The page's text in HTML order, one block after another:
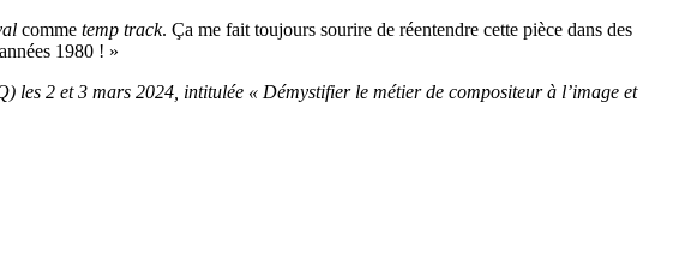
comme temp track. Ça me fait toujours sourire de réentendre cette pièce dans des
1980 ! »
les 2 et 3 mars 2024, intitulée « Démystifier le métier de compositeur à l’image et